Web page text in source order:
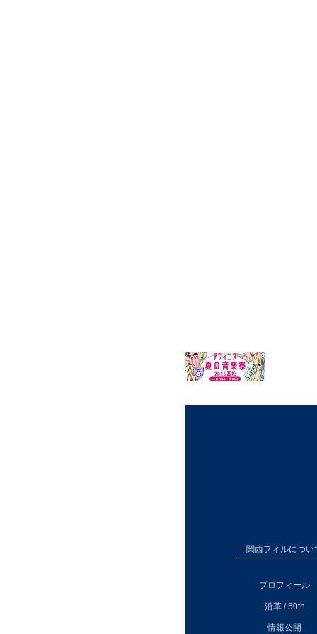
関西フィルについ
プロフィール
沿革 / 50th
情報公開